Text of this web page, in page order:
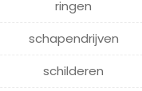
ringen
schapendrijven
schilderen